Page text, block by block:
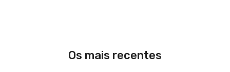
Os mais recentes